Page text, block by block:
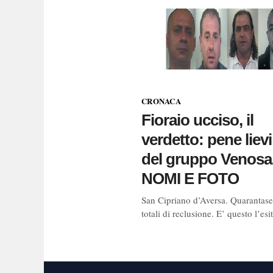
CRONACA
Fioraio ucciso, il
verdetto: pene
del gruppo
NOMI E FOTO
San Cipriano d’Aversa.
totali di reclusione. E’ questo